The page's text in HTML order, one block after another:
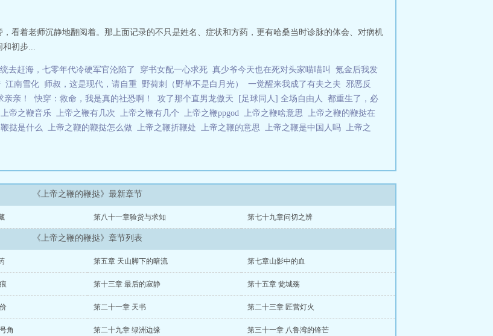
看着老师沉静地翻阅着。那上面记录的不只是姓名、症状和方药，更有哈桑当时诊脉的体会、对病机
和初步...
去赶海，七零年代冷硬军官沦陷了 穿书女配一心求死 真少爷今天也在死对头家喵喵叫
氪金后我发
江南雪化 师叔，这是现代，请自重 野荷刺（野草不是白月光） 一觉醒来我成了有夫之夫 邪恶反
亲！ 快穿：救命，我是真的社恐啊！ 攻了那个直男龙傲天 [足球同人] 全场自由人
都重生了，必
上帝之鞭音乐 上帝之鞭有几次 上帝之鞭有几个 上帝之鞭ppgod 上帝之鞭啥意思 上帝之鞭的鞭挞在
挞是什么 上帝之鞭的鞭挞怎么做 上帝之鞭折鞭处 上帝之鞭的意思 上帝之鞭是中国人吗 上帝之
《上帝之鞭的鞭挞》最新章节
第八十一章验货与求知 第七十九章问切之辨
《上帝之鞭的鞭挞》章节列表
第五章 天山脚下的暗流 第七章山影中的血
第十三章 最后的寂静 第十五章 瓮城殇
第二十一章 天书 第二十三章 匠营灯火
角 第二十九章 绿洲边缘 第三十一章 八鲁湾的锋芒